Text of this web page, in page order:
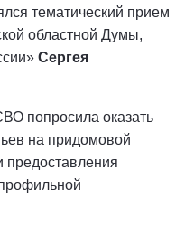
тематический прием
областной Думы,
Сергея
попросила оказать
на придомовой
предоставления